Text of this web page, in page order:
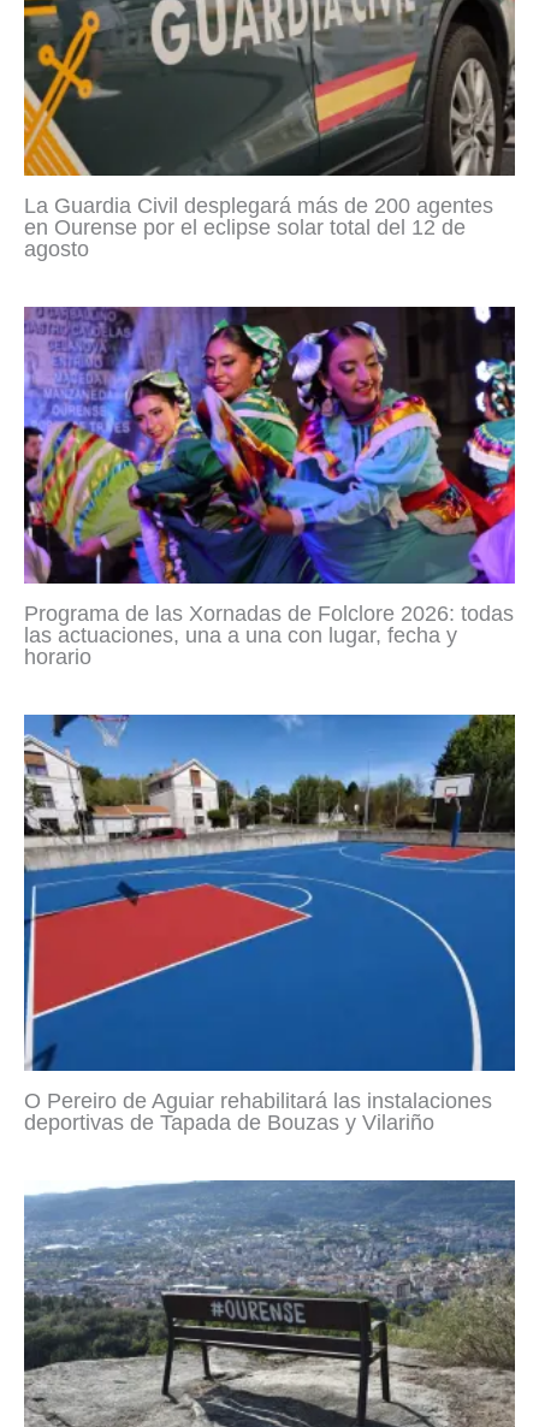
La Guardia Civil desplegará más de 200 agentes
en Ourense por el eclipse solar total del 12 de
agosto
Programa de las Xornadas de Folclore 2026: todas
las actuaciones, una a una con lugar, fecha y
horario
O Pereiro de Aguiar rehabilitará las instalaciones
deportivas de Tapada de Bouzas y Vilariño